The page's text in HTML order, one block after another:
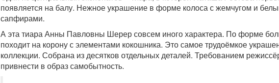
появляется на балу. Нежное украшение в форме колоса с жемчугом и
сапфирами.
А эта тиара Анны Павловны Шерер совсем иного характера. По форме
походит на корону с элементами кокошника. Это самое трудоёмкое
коллекции. Собрана из десятков отдельных деталей. Требованием
привнести в образ самобытность.